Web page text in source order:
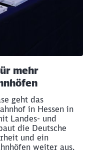
mehr
geht das
in Hessen in
Landes- und
die Deutsche
und ein
weiter aus.